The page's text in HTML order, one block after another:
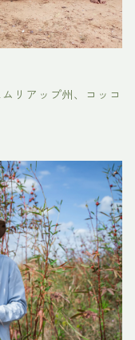
リアップ州、コッコ